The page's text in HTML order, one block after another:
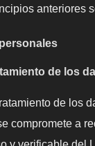
anteriores
de los
de los
compromete a